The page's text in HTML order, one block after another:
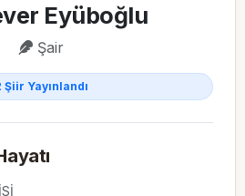
Eyüboğlu
Şair
Şiir Yayınlandı